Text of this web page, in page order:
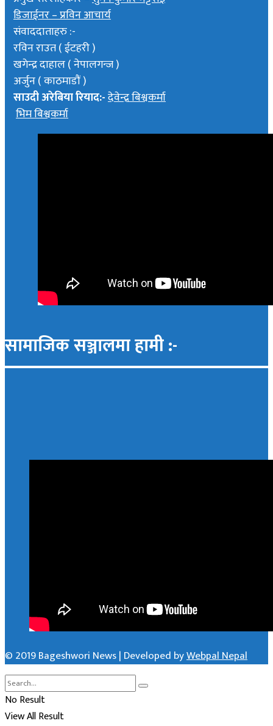
डिजाईनर – प्रविन आचार्य
संवाददाताहरु :-
रविन राउत ( ईटहरी )
खगेन्द्र दाहाल ( नेपालगन्ज )
अर्जुन ( काठमाडौं )
साउदी अरेबिया रियाद:-देवेन्द्र बिश्वकर्मा
भिम बिश्वकर्मा
सामाजिक सञ्जालमा हामी :-
© 2019 Bageshwori News | Developed byWebpal Nepal
No Result
View All Result